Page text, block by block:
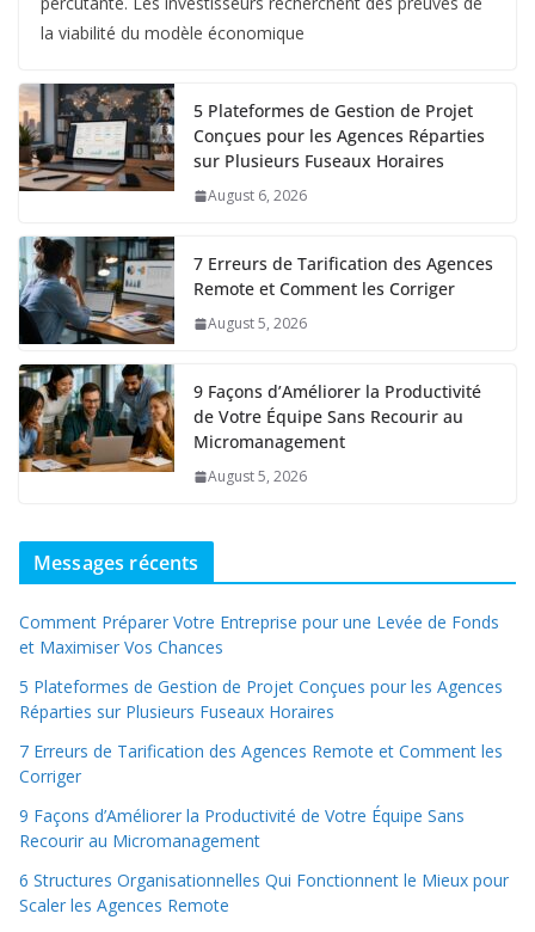
la viabilité du modèle économique
5 Plateformes de Gestion de Projet
Conçues pour les Agences Réparties
sur Plusieurs Fuseaux Horaires
August 6, 2026
7 Erreurs de Tarification des Agences
Remote et Comment les Corriger
August 5, 2026
9 Façons d’Améliorer la Productivité
de Votre Équipe Sans Recourir au
Micromanagement
August 5, 2026
Messages récents
Comment Préparer Votre Entreprise pour une Levée de Fonds
et Maximiser Vos Chances
5 Plateformes de Gestion de Projet Conçues pour les Agences
Réparties sur Plusieurs Fuseaux Horaires
7 Erreurs de Tarification des Agences Remote et Comment les
Corriger
9 Façons d’Améliorer la Productivité de Votre Équipe Sans
Recourir au Micromanagement
6 Structures Organisationnelles Qui Fonctionnent le Mieux pour
Scaler les Agences Remote